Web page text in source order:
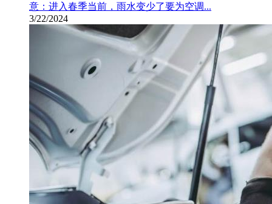
意：进入春季当前，雨水变少了要为空调...
3/22/2024